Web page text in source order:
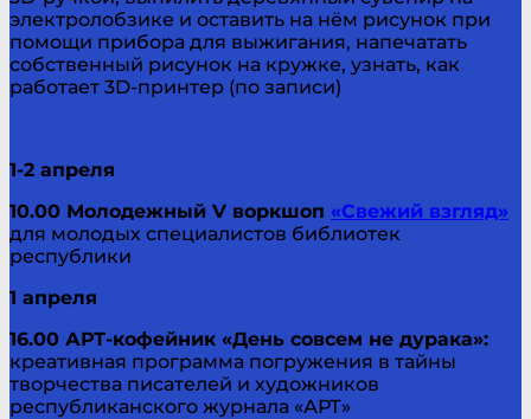
электролобзике и оставить на нём рисунок при
помощи прибора для выжигания, напечатать
собственный рисунок на кружке, узнать, как
работает 3D-принтер (по записи)
1-2 апреля
10.00 Молодежный V воркшоп «Свежий взгляд»
для молодых специалистов библиотек
республики
1 апреля
16.00 АРТ-кофейник «День совсем не дурака»:
креативная программа погружения в тайны
творчества писателей и художников
республиканского журнала «АРТ»